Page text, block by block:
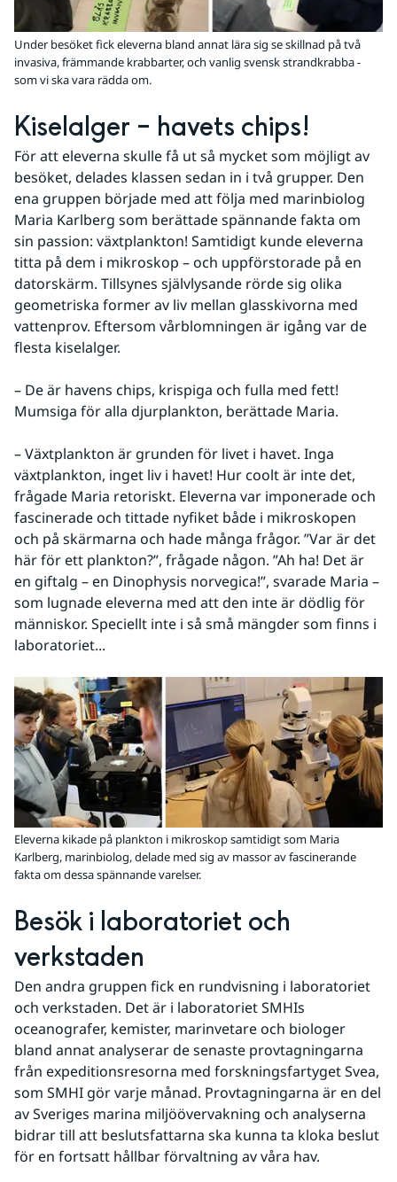
Under besöket fick eleverna bland annat lära sig se skillnad på två
invasiva, främmande krabbarter, och vanlig svensk strandkrabba -
som vi ska vara rädda om.
Kiselalger – havets chips!
För att eleverna skulle få ut så mycket som möjligt av
besöket, delades klassen sedan in i två grupper. Den
ena gruppen började med att följa med marinbiolog
Maria Karlberg som berättade spännande fakta om
sin passion: växtplankton! Samtidigt kunde eleverna
titta på dem i mikroskop – och uppförstorade på en
datorskärm. Tillsynes självlysande rörde sig olika
geometriska former av liv mellan glasskivorna med
vattenprov. Eftersom vårblomningen är igång var de
flesta kiselalger.
– De är havens chips, krispiga och fulla med fett!
Mumsiga för alla djurplankton, berättade Maria.
– Växtplankton är grunden för livet i havet. Inga
växtplankton, inget liv i havet! Hur coolt är inte det,
frågade Maria retoriskt. Eleverna var imponerade och
fascinerade och tittade nyfiket både i mikroskopen
och på skärmarna och hade många frågor. ”Var är det
här för ett plankton?”, frågade någon. ”Ah ha! Det är
en giftalg – en Dinophysis norvegica!”, svarade Maria –
som lugnade eleverna med att den inte är dödlig för
människor. Speciellt inte i så små mängder som finns i
laboratoriet...
Eleverna kikade på plankton i mikroskop samtidigt som Maria
Karlberg, marinbiolog, delade med sig av massor av fascinerande
fakta om dessa spännande varelser.
Besök i laboratoriet och
verkstaden
Den andra gruppen fick en rundvisning i laboratoriet
och verkstaden. Det är i laboratoriet SMHIs
oceanografer, kemister, marinvetare och biologer
bland annat analyserar de senaste provtagningarna
från expeditionsresorna med forskningsfartyget Svea,
som SMHI gör varje månad. Provtagningarna är en del
av Sveriges marina miljöövervakning och analyserna
bidrar till att beslutsfattarna ska kunna ta kloka beslut
för en fortsatt hållbar förvaltning av våra hav.